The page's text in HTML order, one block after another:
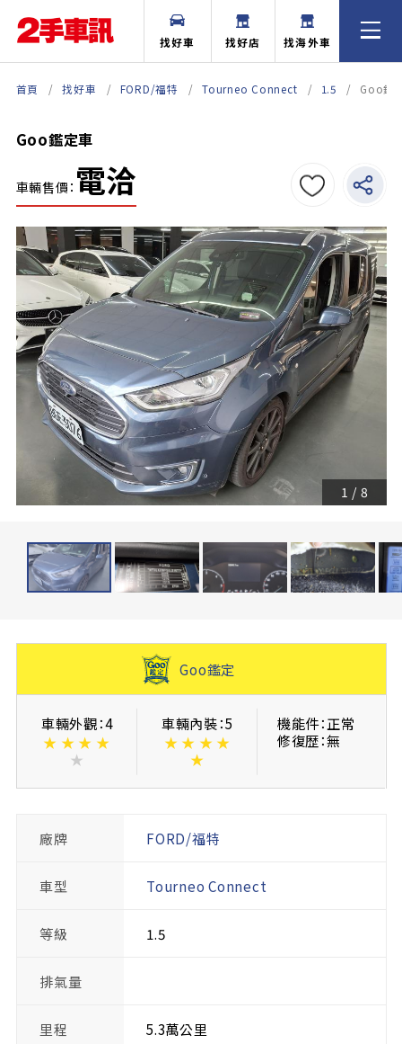
找好車 找好店 找海外車
首頁 找好車 FORD/福特 Tourneo Connect 1.5 Goo鑑
Goo鑑定車
車輛售價： 電洽
1 / 8
Goo鑑定
車輛外觀：4
★ ★ ★ ★
★
車輛內裝：5
★ ★ ★ ★
★
機能件：正常
修復歴：無
廠牌 FORD/福特
車型 Tourneo Connect
等級 1.5
排氣量
里程 5.3萬公里